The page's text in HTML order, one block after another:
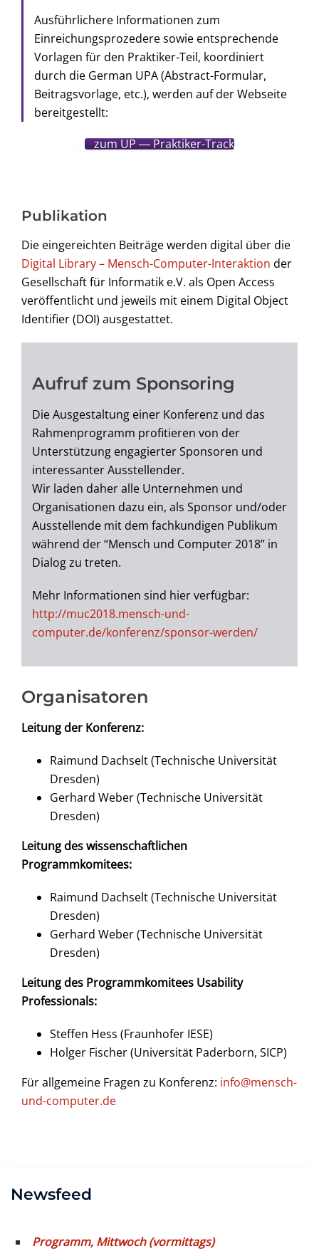
Ausführlichere Informationen zum
Einreichungsprozedere sowie entsprechende
Vorlagen für den Praktiker-Teil, koordiniert
durch die German UPA (Abstract-Formular,
Beitragsvorlage, etc.), werden auf der Webseite
bereitgestellt:
zum UP ― Praktiker-Track
Publikation
Die eingereichten Beiträge werden digital über die
Digital Library – Mensch-Computer-Interaktion der
Gesellschaft für Informatik e.V. als Open Access
veröffentlicht und jeweils mit einem Digital Object
Identifier (DOI) ausgestattet.
Aufruf zum Sponsoring
Die Ausgestaltung einer Konferenz und das
Rahmenprogramm profitieren von der
Unterstützung engagierter Sponsoren und
interessanter Ausstellender.
Wir laden daher alle Unternehmen und
Organisationen dazu ein, als Sponsor und/oder
Ausstellende mit dem fachkundigen Publikum
während der “Mensch und Computer 2018” in
Dialog zu treten.
Mehr Informationen sind hier verfügbar:
http://muc2018.mensch-und-
computer.de/konferenz/sponsor-werden/
Organisatoren
Leitung der Konferenz:
Raimund Dachselt (Technische Universität
Dresden)
Gerhard Weber (Technische Universität
Dresden)
Leitung des wissenschaftlichen
Programmkomitees:
Raimund Dachselt (Technische Universität
Dresden)
Gerhard Weber (Technische Universität
Dresden)
Leitung des Programmkomitees Usability
Professionals:
Steffen Hess (Fraunhofer IESE)
Holger Fischer (Universität Paderborn, SICP)
Für allgemeine Fragen zu Konferenz: info@mensch-
und-computer.de
Newsfeed
Programm, Mittwoch (vormittags)